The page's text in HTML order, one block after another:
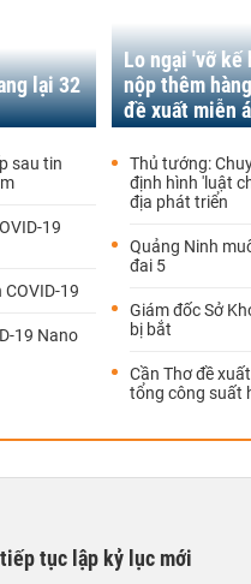
lại 32
sau tin
19
19
19 Nano
Lo ngại 'vỡ kế
nộp thêm
đề xuất miễn
Thủ tướng:
định hình 'luật
địa phát triển
Quảng Ninh
đai 5
Giám đốc Sở
bị bắt
Cần Thơ đề
tổng công suất
tục lập kỷ lục mới